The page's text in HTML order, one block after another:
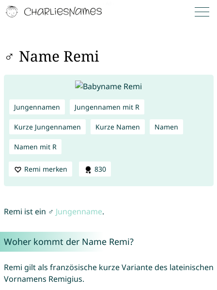
♂ Name Remi
Jungennamen Jungennamen mit R
Kurze Jungennamen Kurze Namen Namen
Namen mit R
Remi merken 830
Remi ist ein ♂ Jungenname.
Woher kommt der Name Remi?
Remi gilt als französische kurze Variante des lateinischen
Vornamens Remigius.